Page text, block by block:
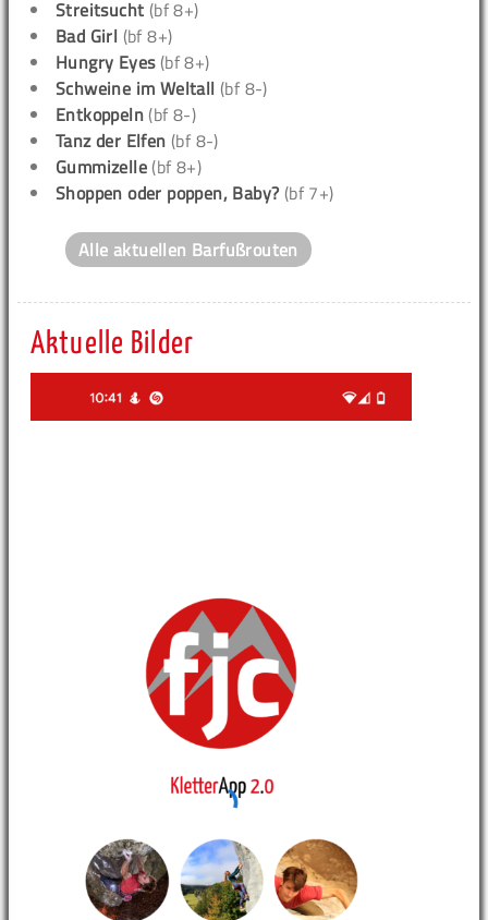
Streitsucht (bf 8+)
Bad Girl (bf 8+)
Hungry Eyes(bf 8+)
Schweine im Weltall (bf 8-)
Entkoppeln (bf 8-)
Tanz der Elfen (bf 8-)
Gummizelle (bf 8+)
Shoppen oder poppen, Baby? (bf 7+)
Alle aktuellen Barfußrouten
Aktuelle Bilder